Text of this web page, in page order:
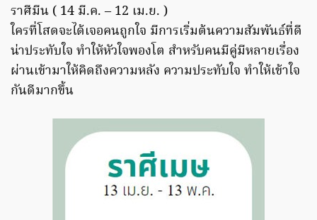
ราศีมีน ( 14 มี.ค. – 12 เม.ย. )
ใครที่โสดจะได้เจอคนถูกใจ มีการเริ่มต้นความสัมพันธ์ที่ดี
น่าประทับใจ ทำให้หัวใจพองโต สำหรับคนมีคู่มีหลายเรื่อง
ผ่านเข้ามาให้คิดถึงความหลัง ความประทับใจ ทำให้เข้าใจ
กันดีมากขึ้น